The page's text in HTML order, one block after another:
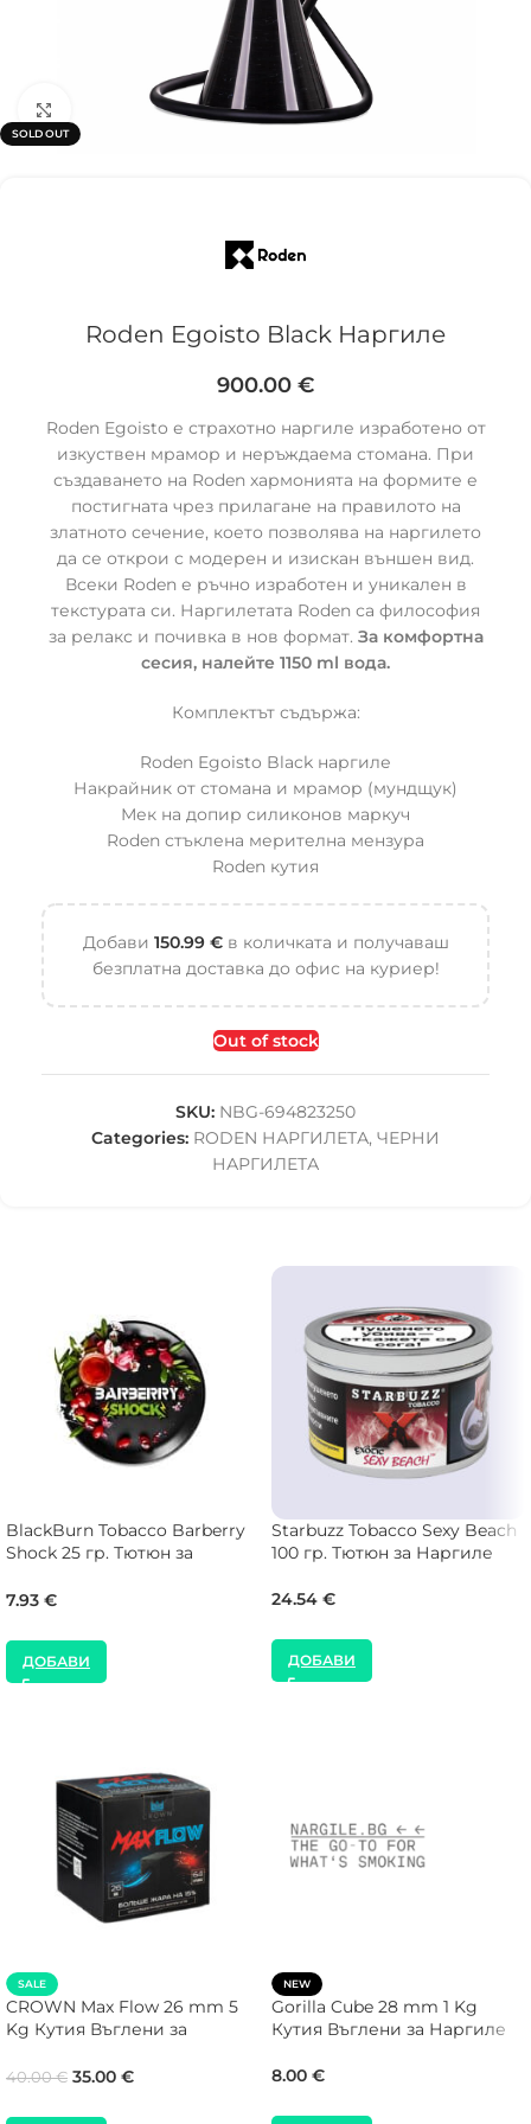
SOLD OUT
Click to enlarge
Roden Egoisto Black Наргиле
900.00 €
Roden Egoisto е страхотно наргиле изработено от
изкуствен мрамор и неръждаема стомана. При
създаването на Roden хармонията на формите е
постигната чрез прилагане на правилото на
златното сечение, което позволява на наргилето
да се открои с модерен и изискан външен вид.
Всеки Roden е ръчно изработен и уникален в
текстурата си. Наргилетата Roden са философия
за релакс и почивка в нов формат. За комфортна
сесия, налейте 1150 ml вода.
Комплектът съдържа:
Roden Egoisto Black наргиле
Накрайник от стомана и мрамор (мундщук)
Мек на допир силиконов маркуч
Roden стъклена мерителна мензура
Roden кутия
Добави 150.99 €в количката и получаваш
безплатна доставка до офис на куриер!
Out of stock
SKU: NBG-694823250
Categories: RODEN НАРГИЛЕТА, ЧЕРНИ
НАРГИЛЕТА
BlackBurn Tobacco Barberry
Shock 25 гр. Тютюн за
7.93 €
ДОБАВИ
Starbuzz Tobacco Sexy Beach
100 гр. Тютюн за Наргиле
24.54 €
ДОБАВИ
SALE
CROWN Max Flow 26 mm 5
Kg Кутия Въглени за
40.00€ 35.00 €
NEW
Gorilla Cube 28 mm 1 Kg
Кутия Въглени за Наргиле
8.00 €